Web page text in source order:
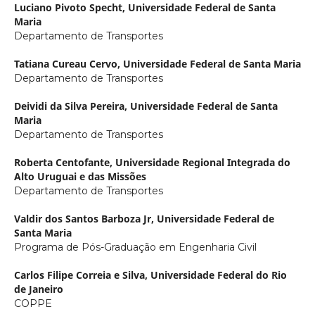
Luciano Pivoto Specht, Universidade Federal de Santa
Maria
Departamento de Transportes
Tatiana Cureau Cervo, Universidade Federal de Santa Maria
Departamento de Transportes
Deividi da Silva Pereira, Universidade Federal de Santa
Maria
Departamento de Transportes
Roberta Centofante, Universidade Regional Integrada do
Alto Uruguai e das Missões
Departamento de Transportes
Valdir dos Santos Barboza Jr, Universidade Federal de
Santa Maria
Programa de Pós-Graduação em Engenharia Civil
Carlos Filipe Correia e Silva, Universidade Federal do Rio
de Janeiro
COPPE